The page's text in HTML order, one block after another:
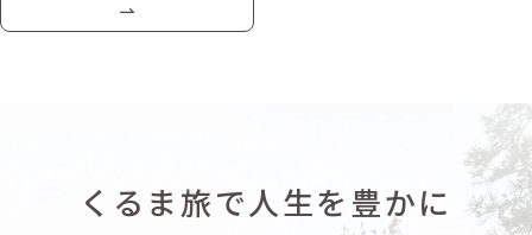
くるま旅で人生を豊かに